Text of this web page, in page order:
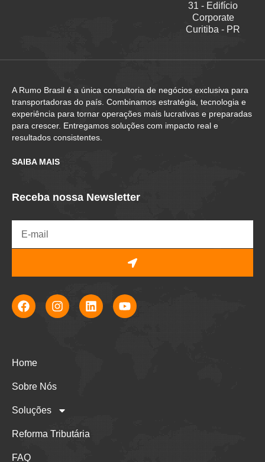
31 - Edifício
Corporate
Curitiba - PR
A Rumo Brasil é a única consultoria de negócios exclusiva para
transportadoras do país. Combinamos estratégia, tecnologia e
experiência para tornar operações mais lucrativas e preparadas
para crescer. Entregamos soluções com impacto real e
resultados consistentes.
SAIBA MAIS
Receba nossa Newsletter
Home
Sobre Nós
Soluções
Reforma Tributária
FAQ